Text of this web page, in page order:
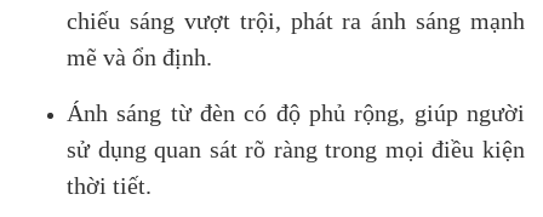
chiếu sáng vượt trội, phát ra ánh sáng mạnh
mẽ và ổn định.
Ánh sáng từ đèn có độ phủ rộng, giúp người
sử dụng quan sát rõ ràng trong mọi điều kiện
thời tiết.